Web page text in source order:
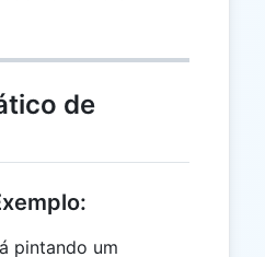
de
pintando um